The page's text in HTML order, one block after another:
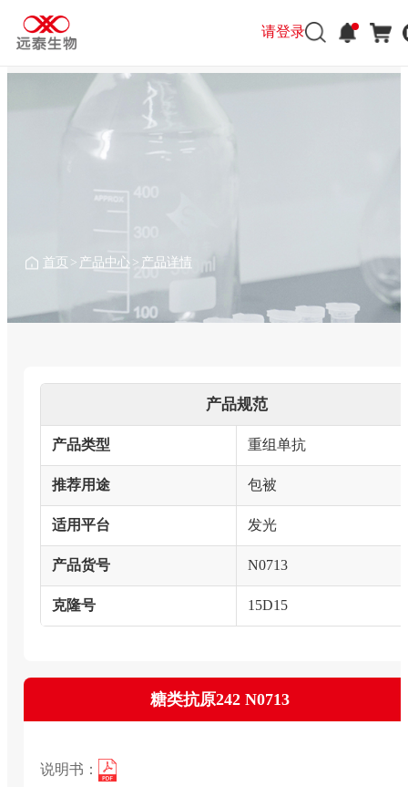
请登录
首页 > 产品中心 > 产品详情
产品规范
产品类型 重组单抗
推荐用途 包被
适用平台 发光
产品货号 N0713
克隆号 15D15
糖类抗原242 N0713
说明书：
请登录